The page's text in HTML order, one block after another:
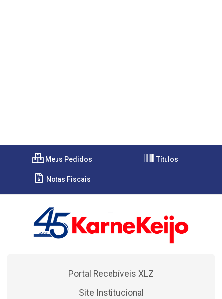
Meus Pedidos Títulos
Notas Fiscais
Portal Recebíveis XLZ
Site Institucional